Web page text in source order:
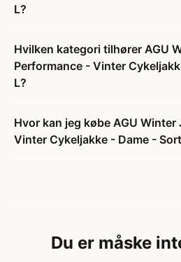
L?
Hvilken kategori tilhører AGU
Performance - Vinter
L?
Hvor kan jeg købe AGU
Vinter Cykeljakke - Dame -
Du er måske